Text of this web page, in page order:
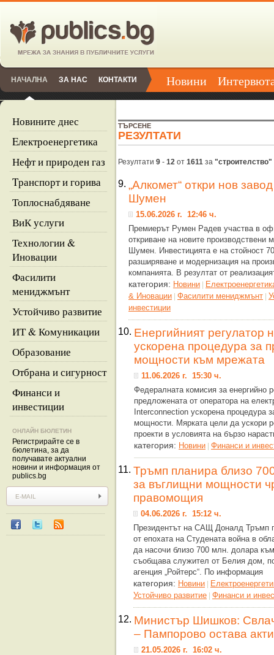
НАЧАЛНА ЗА НАС КОНТАКТИ Новини
Новините днес
Eлектроенергетика
Нефт и природен газ
Tранспорт и горива
Топлоснабдяване
ВиК услуги
Технологии &
Иновации
Фасилити
мениджмънт
Устойчиво развитие
ИТ & Комуникации
Образование
Отбрана и сигурност
Финанси и
инвестиции
ОНЛАЙН БЮЛЕТИН
Регистрирайте се в
бюлетина, за да
получавате актуални
новини и информация от
publics.bg
ТЪРСЕНЕ
РЕЗУЛТАТИ
Резултати 9 - 12 от 1611 за "строителство"
9. „Алкомет“ откри нов
Шумен
15.06.2026 г. 12:46 ч.
Премиерът Румен Радев участва в
откриване на новите производствени
Шумен. Инвестицията е на стойност
разширяване и модернизация на
компанията. В резултат от
категория: Новини |
& Иновации | Фасилити мениджмънт |
инвестиции
10. Енергийният
ускорена процедура за
мощности към мрежата
11.06.2026 г. 15:30 ч.
Федералната комисия за енергийно
предложената от оператора на
Interconnection ускорена процедура
мощности. Мярката цели да ускори
проекти в условията на бързо
категория: Новини | Финанси и
11. Тръмп планира близо
за въглищни мощности
правомощия
04.06.2026 г. 15:12 ч.
Президентът на САЩ Доналд Тръмп
от епохата на Студената война в
да насочи близо 700 млн. долара
съобщава служител от Белия дом,
агенция „Ройтерс“. По информация
категория: Новини |
Устойчиво развитие | Финанси и
12. Министър Шишков:
– Пампорово остава
21.05.2026 г. 16:02 ч.